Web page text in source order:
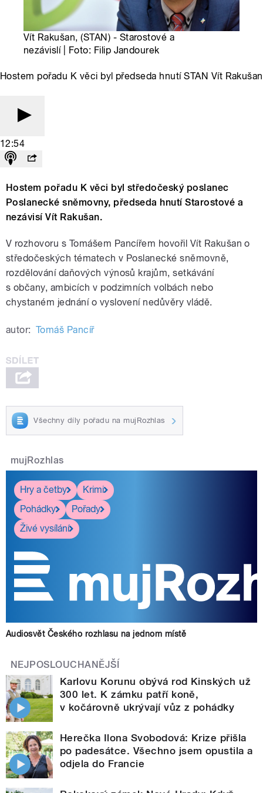
Vít Rakušan, (STAN) - Starostové a
nezávislí | Foto: Filip Jandourek
Hostem pořadu K věci byl předseda hnutí STAN Vít Rakušan
12:54
Hostem pořadu K věci byl středočeský poslanec
Poslanecké sněmovny, předseda hnutí Starostové a
nezávisí Vít Rakušan.
V rozhovoru s Tomášem Pancířem hovořil Vít Rakušan o
středočeských tématech v Poslanecké sněmovně,
rozdělování daňových výnosů krajům, setkávání
s občany, ambicích v podzimních volbách nebo
chystaném jednání o vyslovení nedůvěry vládě.
autor: Tomáš Pancíř
Všechny díly pořadu na mujRozhlas
mujRozhlas
Hry a četby
Krimi
Pohádky
Pořady
Živé vysílání
Audiosvět Českého rozhlasu na jednom místě
NEJPOSLOUCHANĚJŠÍ
Karlovu Korunu obývá rod Kinských už
300 let. K zámku patří koně,
v kočárovně ukrývají vůz z pohádky
Herečka Ilona Svobodová: Krize přišla
po padesátce. Všechno jsem opustila a
odjela do Francie